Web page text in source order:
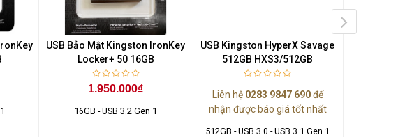
USB Bảo Mật Kingston IronKey
Locker+ 50 16GB
1.950.000₫
16GB - USB 3.2 Gen 1
USB Kingston HyperX Savage
512GB HXS3/512GB
Liên hệ 0283 9847 690để
nhận được báo giá tốt nhất
512GB - USB 3.0 - USB 3.1 Gen 1